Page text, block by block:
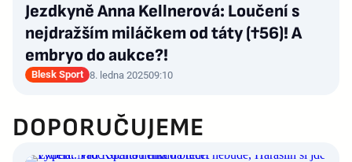
Jezdkyně Anna Kellnerová: Loučení s
nejdražším miláčkem od táty (†56)! A
embryo do aukce?!
Blesk Sport 8. ledna 202509:10
DOPORUČUJEME